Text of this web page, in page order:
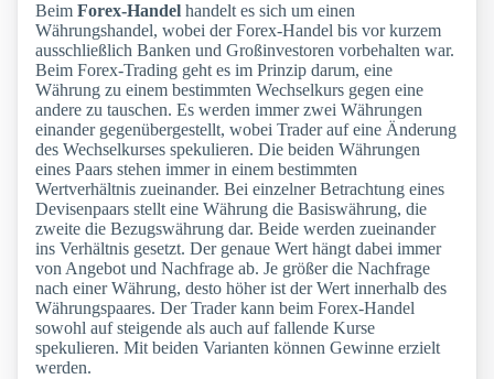
Beim Forex-Handel handelt es sich um einen
Währungshandel, wobei der Forex-Handel bis vor kurzem
ausschließlich Banken und Großinvestoren vorbehalten war.
Beim Forex-Trading geht es im Prinzip darum, eine
Währung zu einem bestimmten Wechselkurs gegen eine
andere zu tauschen. Es werden immer zwei Währungen
einander gegenübergestellt, wobei Trader auf eine Änderung
des Wechselkurses spekulieren. Die beiden Währungen
eines Paars stehen immer in einem bestimmten
Wertverhältnis zueinander. Bei einzelner Betrachtung eines
Devisenpaars stellt eine Währung die Basiswährung, die
zweite die Bezugswährung dar. Beide werden zueinander
ins Verhältnis gesetzt. Der genaue Wert hängt dabei immer
von Angebot und Nachfrage ab. Je größer die Nachfrage
nach einer Währung, desto höher ist der Wert innerhalb des
Währungspaares. Der Trader kann beim Forex-Handel
sowohl auf steigende als auch auf fallende Kurse
spekulieren. Mit beiden Varianten können Gewinne erzielt
werden.